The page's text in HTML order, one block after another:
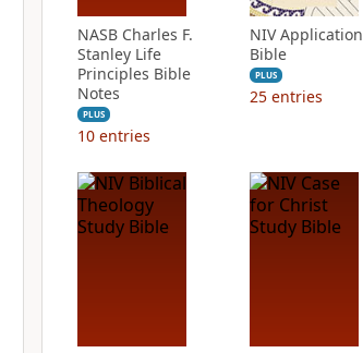
NASB Charles F.
Stanley Life
Principles Bible
Notes
PLUS
10 entries
NIV Application
Bible
PLUS
25 entries